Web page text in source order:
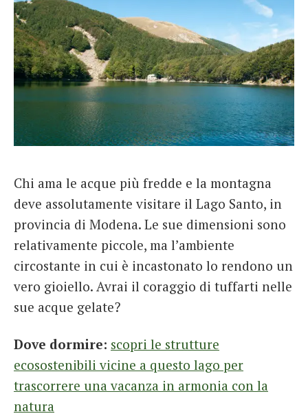
Chi ama le acque più fredde e la montagna
deve assolutamente visitare il Lago Santo, in
provincia di Modena. Le sue dimensioni sono
relativamente piccole, ma l’ambiente
circostante in cui è incastonato lo rendono un
vero gioiello. Avrai il coraggio di tuffarti nelle
sue acque gelate?
Dove dormire: scopri le strutture
ecosostenibili vicine a questo lago per
trascorrere una vacanza in armonia con la
natura